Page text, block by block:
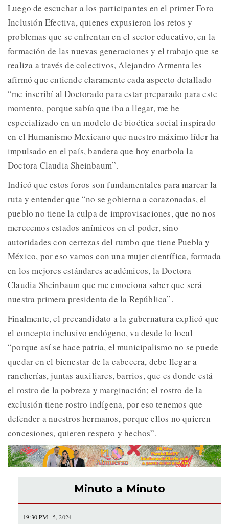
Luego de escuchar a los participantes en el primer Foro
Inclusión Efectiva, quienes expusieron los retos y
problemas que se enfrentan en el sector educativo, en la
formación de las nuevas generaciones y el trabajo que se
realiza a través de colectivos, Alejandro Armenta les
afirmó que entiende claramente cada aspecto detallado
“me inscribí al Doctorado para estar preparado para este
momento, porque sabía que iba a llegar, me he
especializado en un modelo de bioética social inspirado
en el Humanismo Mexicano que nuestro máximo líder ha
impulsado en el país, bandera que hoy enarbola la
Doctora Claudia Sheinbaum”.
Indicó que estos foros son fundamentales para marcar la
ruta y entender que “no se gobierna a corazonadas, el
pueblo no tiene la culpa de improvisaciones, que no nos
merecemos estados anímicos en el poder, sino
autoridades con certezas del rumbo que tiene Puebla y
México, por eso vamos con una mujer científica, formada
en los mejores estándares académicos, la Doctora
Claudia Sheinbaum que me emociona saber que será
nuestra primera presidenta de la República”.
Finalmente, el precandidato a la gubernatura explicó que
el concepto inclusivo endógeno, va desde lo local
“porque así se hace patria, el municipalismo no se puede
quedar en el bienestar de la cabecera, debe llegar a
rancherías, juntas auxiliares, barrios, que es donde está
el rostro de la pobreza y marginación; el rostro de la
exclusión tiene rostro indígena, por eso tenemos que
defender a nuestros hermanos, porque ellos no quieren
concesiones, quieren respeto y hechos”.
Minuto a Minuto
19:30 PM 5, 2024